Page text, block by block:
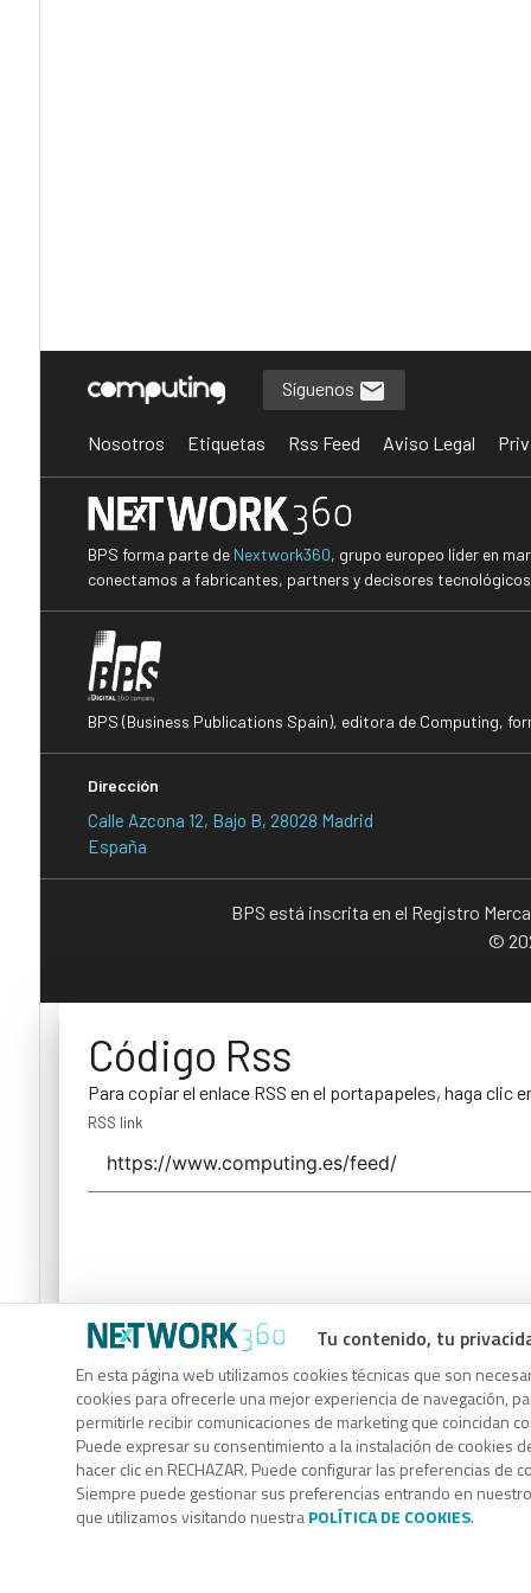
Tu contenido, tu
En esta página web utilizamos cookies técnicas que son
cookies para ofrecerle una mejor experiencia de navegación,
permitirle recibir comunicaciones de marketing que coincidan
Puede expresar su consentimiento a la instalación de cookies
hacer clic en RECHAZAR. Puede configurar las preferencias de
Siempre puede gestionar sus preferencias entrando en
que utilizamos visitando nuestraPOLÍTICA DE COOKIES.
Síguenos
Nosotros Etiquetas Rss Feed Aviso Legal
BPS forma parte de Nextwork360, grupo europeo líder en
conectamos a fabricantes, partners y decisores
BPS (Business Publications Spain), editora de Computing,
Dirección
Calle Azcona 12, Bajo B, 28028 Madrid
España
BPS está inscrita en el Registro
©
Código Rss
Para copiar el enlace RSS en el portapapeles, haga clic
RSS link
Código Rss
Para copiar el enlace RSS en el portapapeles, haga clic
RSS link